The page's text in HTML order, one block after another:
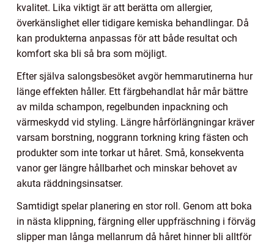
kvalitet. Lika viktigt är att berätta om allergier,
överkänslighet eller tidigare kemiska behandlingar. Då
kan produkterna anpassas för att både resultat och
komfort ska bli så bra som möjligt.
Efter själva salongsbesöket avgör hemmarutinerna hur
länge effekten håller. Ett färgbehandlat hår mår bättre
av milda schampon, regelbunden inpackning och
värmeskydd vid styling. Längre hårförlängningar kräver
varsam borstning, noggrann torkning kring fästen och
produkter som inte torkar ut håret. Små, konsekventa
vanor ger längre hållbarhet och minskar behovet av
akuta räddningsinsatser.
Samtidigt spelar planering en stor roll. Genom att boka
in nästa klippning, färgning eller uppfräschning i förväg
slipper man långa mellanrum då håret hinner bli alltför